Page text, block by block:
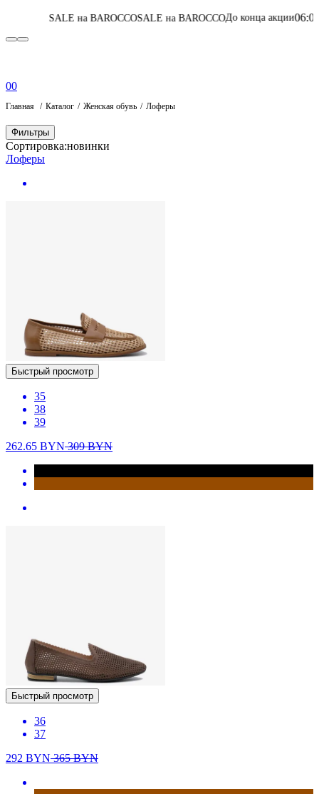
на BAROCCOSALE на BAROCCOДо конца акции06:05:46:41
00
Главная Каталог Женская обувь Лоферы
Фильтры
Сортировка:новинки
Лоферы
Быстрый просмотр
35
38
39
262.65 BYN309BYN
Быстрый просмотр
36
37
292 BYN365BYN